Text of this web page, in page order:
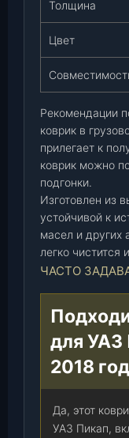
и
)
,
ш
т
Толщина
Цвет
Рекомендации
коврик в
прилегает к
коврик можно
подгонки.
Изготовлен из
устойчивой к
масел и других
легко чистится
ЧАСТО
для УАЗ
2018
Да, этот
УАЗ Пикап,